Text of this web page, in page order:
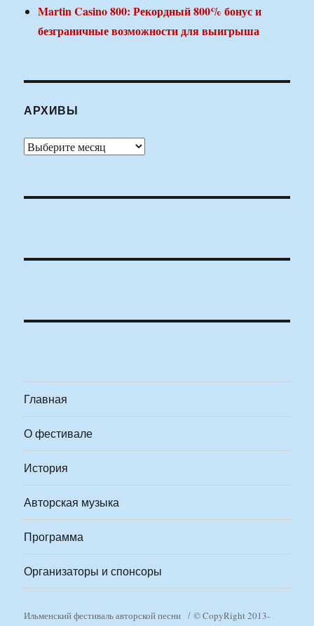
Martin Casino 800: Рекордный 800% бонус и
безграничные возможности для выигрыша
АРХИВЫ
Архивы
Главная
О фестивале
История
Авторская музыка
Программа
Организаторы и спонсоры
Ильменский фестиваль авторской песни
© CopyRight 2013-